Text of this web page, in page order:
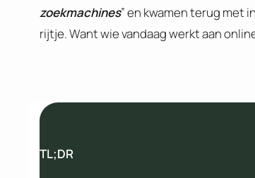
zoekmachines” en kwamen terug met
rijtje. Want wie vandaag werkt aan
TL;DR